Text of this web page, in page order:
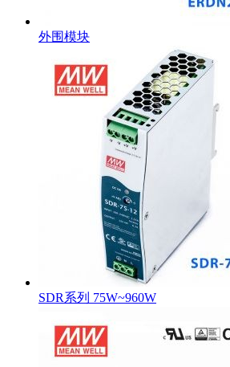
外围模块
SDR系列 75W~960W